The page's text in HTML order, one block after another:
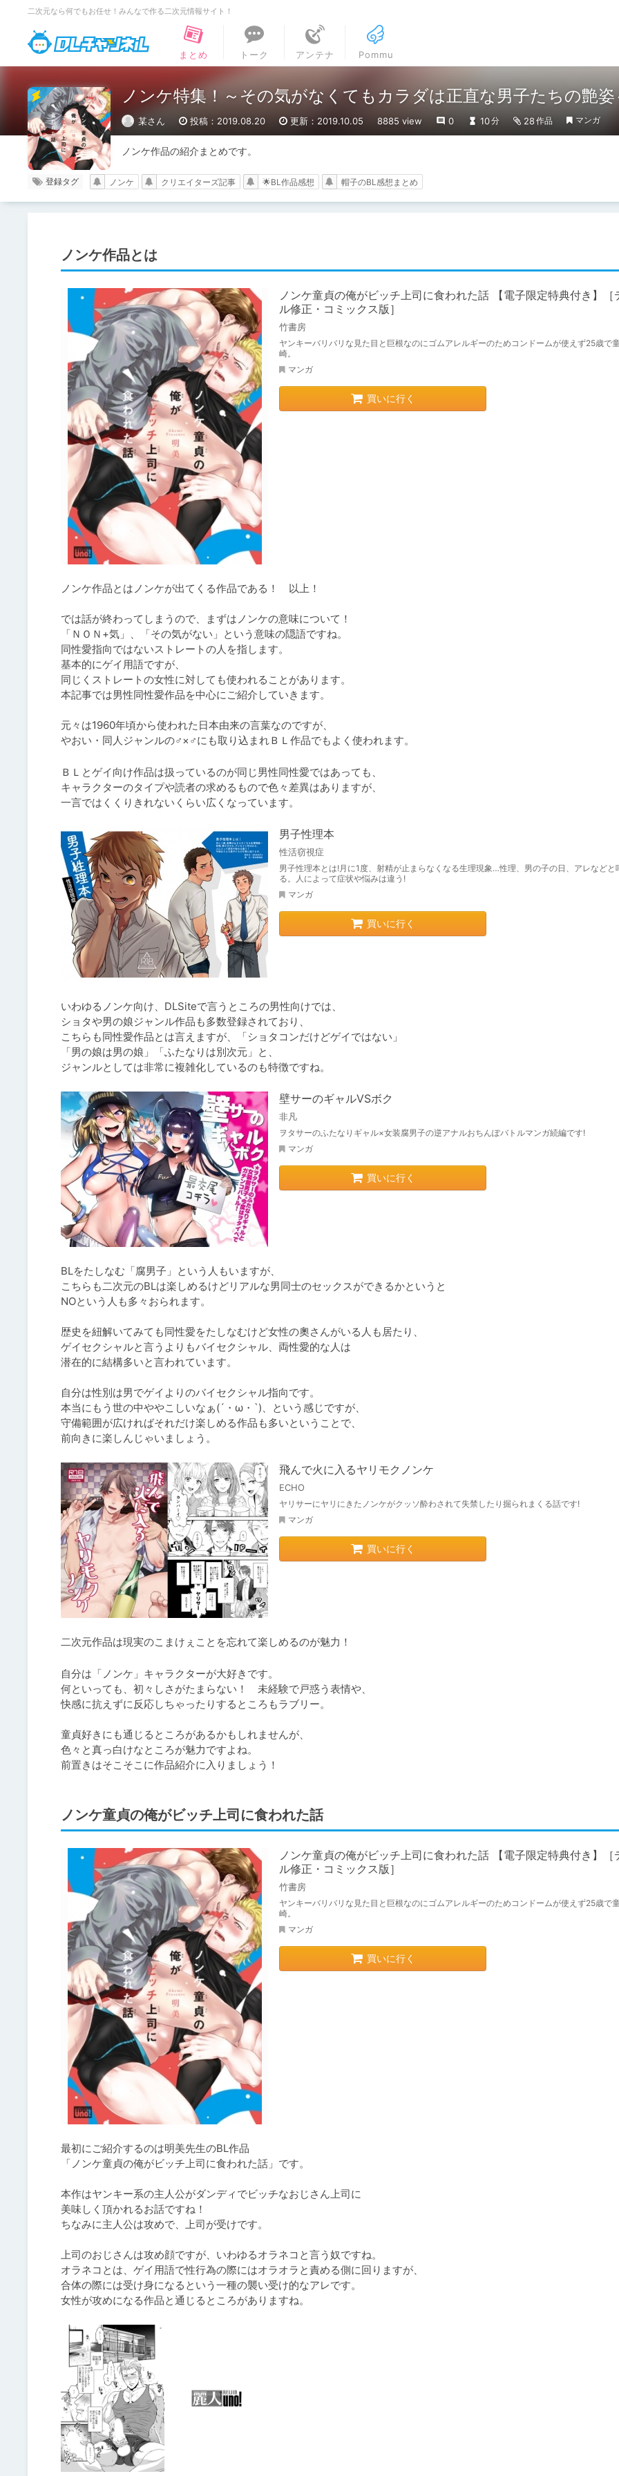
二次元なら何でもお任せ！みんなで作る二次元情報サイト！
DLチャンネル
まとめ
トーク アンテナ Pommu
ノンケ特集！～その気がなくてもカラダは正直な男子たちの艶姿
某さん 投稿：2019.08.20 更新：2019.10.05 8885 view 0 10分 28作品 マンガ
ノンケ作品の紹介まとめです。
登録タグ ノンケ クリエイターズ記事 🌟BL作品感想 帽子のBL感想まとめ
ノンケ作品とは
ノンケ童貞の俺がビッチ上司に食われた話 【電子限定特典付き】［
ル修正・コミックス版］
竹書房
ヤンキーバリバリな見た目と巨根なのにゴムアレルギーのためコンドームが使えず25歳で
崎。
マンガ
買いに行く
ノンケ作品とはノンケが出てくる作品である！　以上！
では話が終わってしまうので、まずはノンケの意味について！
「ＮＯＮ+気」、「その気がない」という意味の隠語ですね。
同性愛指向ではないストレートの人を指します。
基本的にゲイ用語ですが、
同じくストレートの女性に対しても使われることがあります。
本記事では男性同性愛作品を中心にご紹介していきます。
元々は1960年頃から使われた日本由来の言葉なのですが、
やおい・同人ジャンルの♂×♂にも取り込まれＢＬ作品でもよく使われます。
ＢＬとゲイ向け作品は扱っているのが同じ男性同性愛ではあっても、
キャラクターのタイプや読者の求めるもので色々差異はありますが、
一言ではくくりきれないくらい広くなっています。
男子性理本
性活窃視症
男子性理本とは!月に1度、射精が止まらなくなる生理現象…性理、男の子の日、アレなどと
る。人によって症状や悩みは違う!
マンガ
買いに行く
いわゆるノンケ向け、DLSiteで言うところの男性向けでは、
ショタや男の娘ジャンル作品も多数登録されており、
こちらも同性愛作品とは言えますが、「ショタコンだけどゲイではない」
「男の娘は男の娘」「ふたなりは別次元」と、
ジャンルとしては非常に複雑化しているのも特徴ですね。
壁サーのギャルVSボク
非凡
ヲタサーのふたなりギャル×女装腐男子の逆アナルおちんぽバトルマンガ続編です!
マンガ
買いに行く
BLをたしなむ「腐男子」という人もいますが、
こちらも二次元のBLは楽しめるけどリアルな男同士のセックスができるかというと
NOという人も多々おられます。
歴史を紐解いてみても同性愛をたしなむけど女性の奧さんがいる人も居たり、
ゲイセクシャルと言うよりもバイセクシャル、両性愛的な人は
潜在的に結構多いと言われています。
自分は性別は男でゲイよりのバイセクシャル指向です。
本当にもう世の中ややこしいなぁ(´・ω・`)、という感じですが、
守備範囲が広ければそれだけ楽しめる作品も多いということで、
前向きに楽しんじゃいましょう。
飛んで火に入るヤリモクノンケ
ECHO
ヤリサーにヤリにきたノンケがクッソ酔わされて失禁したり掘られまくる話です!
マンガ
買いに行く
二次元作品は現実のこまけぇことを忘れて楽しめるのが魅力！
自分は「ノンケ」キャラクターが大好きです。
何といっても、初々しさがたまらない！　未経験で戸惑う表情や、
快感に抗えずに反応しちゃったりするところもラブリー。
童貞好きにも通じるところがあるかもしれませんが、
色々と真っ白けなところが魅力ですよね。
前置きはそこそこに作品紹介に入りましょう！
ノンケ童貞の俺がビッチ上司に食われた話
ノンケ童貞の俺がビッチ上司に食われた話 【電子限定特典付き】［
ル修正・コミックス版］
竹書房
ヤンキーバリバリな見た目と巨根なのにゴムアレルギーのためコンドームが使えず25歳で
崎。
マンガ
買いに行く
最初にご紹介するのは明美先生のBL作品
「ノンケ童貞の俺がビッチ上司に食われた話」です。
本作はヤンキー系の主人公がダンディでビッチなおじさん上司に
美味しく頂かれるお話ですね！
ちなみに主人公は攻めで、上司が受けです。
上司のおじさんは攻め顔ですが、いわゆるオラネコと言う奴ですね。
オラネコとは、ゲイ用語で性行為の際にはオラオラと責める側に回りますが、
合体の際には受け身になるという一種の襲い受け的なアレです。
女性が攻めになる作品と通じるところがありますね。